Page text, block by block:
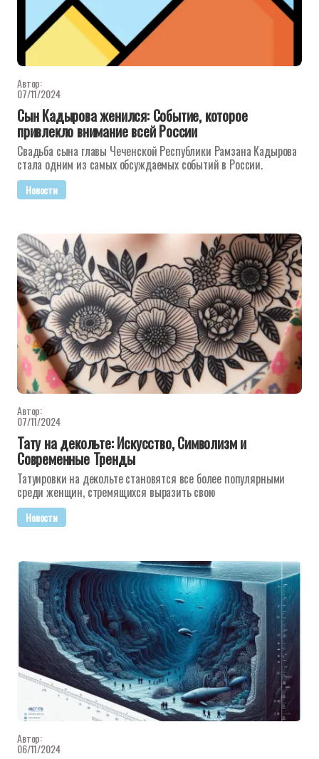
Автор:
07/11/2024
Сын Кадырова женился: Событие, которое
привлекло внимание всей России
Свадьба сына главы Чеченской Республики Рамзана Кадырова
стала одним из самых обсуждаемых событий в России.
Новости
Автор:
07/11/2024
Тату на декольте: Искусство, Символизм и
Современные Тренды
Татуировки на декольте становятся все более популярными
среди женщин, стремящихся выразить свою
Новости
Автор:
06/11/2024